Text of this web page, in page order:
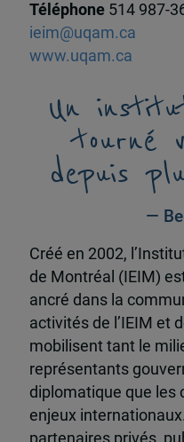
Téléphone 514 987-
ieim@uqam.ca
www.uqam.ca
Un
tourné
depuis
—
Créé en 2002,
de Montréal (IEIM)
ancré dans la
activités de l’IEIM et
mobilisent tant le
représentants
diplomatique que les
enjeux